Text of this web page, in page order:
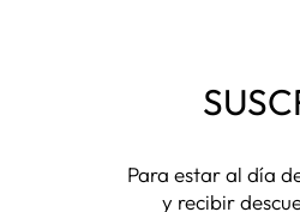
Para estar al día
y recibir